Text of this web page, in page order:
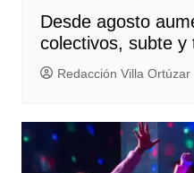
Desde agosto
colectivos, subte y
Redacción Villa Ortúzar